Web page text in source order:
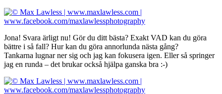
Jona! Svara ärligt nu! Gör du ditt bästa? Exakt VAD kan du göra
bättre i så fall? Hur kan du göra annorlunda nästa gång?
Tankarna lugnar ner sig och jag kan fokusera igen. Eller så springer
jag en runda – det brukar också hjälpa ganska bra :-)